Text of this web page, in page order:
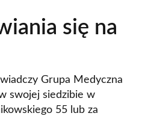
się na
Grupa Medyczna
swojej siedzibie w
55 lub za